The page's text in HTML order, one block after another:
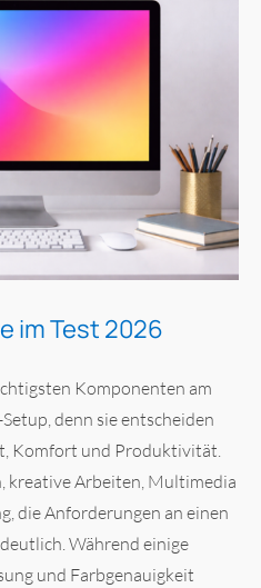
im Test 2026
Komponenten am
denn sie entscheiden
Komfort und Produktivität.
kreative Arbeiten, Multimedia
die Anforderungen an einen
Während einige
und Farbgenauigkeit